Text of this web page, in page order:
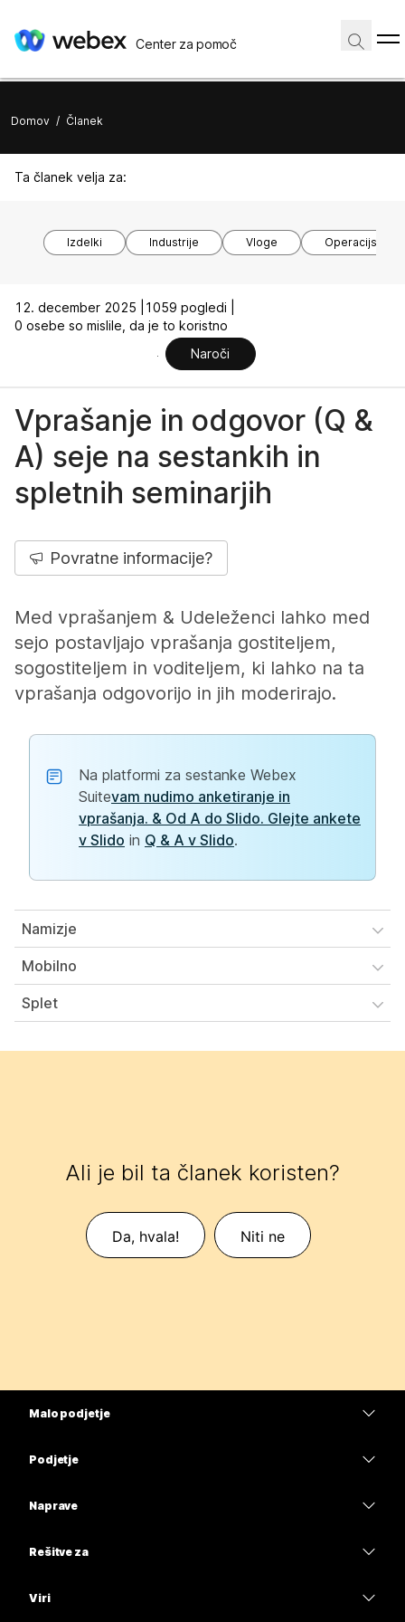
Center za pomoč
Domov / Članek
Ta članek velja za:
Izdelki Industrije Vloge Operacijski
12. december 2025 |
1059 pogledi |
0 osebe so mislile, da je to koristno
Naroči
Vprašanje in odgovor (Q &
A) seje na sestankih in
spletnih seminarjih
Povratne informacije?
Med vprašanjem & Udeleženci lahko med
sejo postavljajo vprašanja gostiteljem,
sogostiteljem in voditeljem, ki lahko na ta
vprašanja odgovorijo in jih moderirajo.
Na platformi za sestanke Webex
Suitevam nudimo anketiranje in
vprašanja. & Od A do Slido. Glejte ankete
v Slido in Q & A v Slido.
Namizje
Mobilno
Splet
Ali je bil ta članek koristen?
Da, hvala! Niti ne
Malo podjetje
Podjetje
Naprave
Rešitve za
Viri